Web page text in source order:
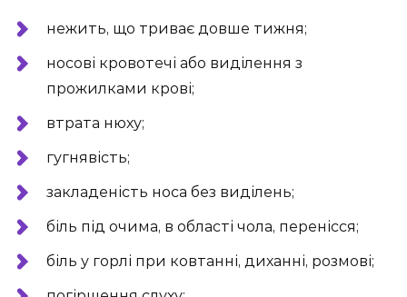
нежить, що триває довше тижня;
носові кровотечі або виділення з
прожилками крові;
втрата нюху;
гугнявість;
закладеність носа без виділень;
біль під очима, в області чола, перенісся;
біль у горлі при ковтанні, диханні, розмові;